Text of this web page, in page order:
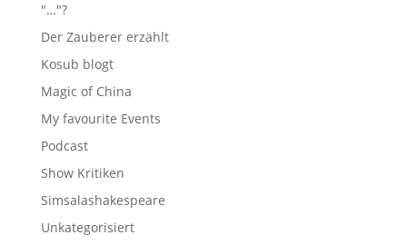
"…"?
Der Zauberer erzählt
Kosub blogt
Magic of China
My favourite Events
Podcast
Show Kritiken
Simsalashakespeare
Unkategorisiert